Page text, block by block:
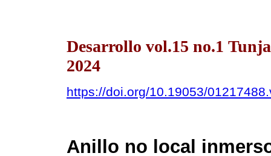
Desarrollo vol.15 no.1
2024
https://doi.org/10.19053/
Anillo no local